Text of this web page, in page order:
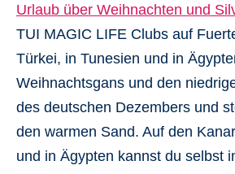
Urlaub über Weihnachten und
TUI MAGIC LIFE Clubs auf
Türkei, in Tunesien und in
Weihnachtsgans und den
des deutschen Dezembers und
den warmen Sand. Auf den
und in Ägypten kannst du selbst